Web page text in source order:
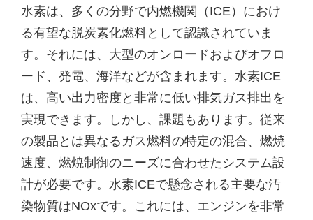
水素は、多くの分野で内燃機関（ICE）におけ
る有望な脱炭素化燃料として認識されていま
す。それには、大型のオンロードおよびオフロ
ード、発電、海洋などが含まれます。水素ICE
は、高い出力密度と非常に低い排気ガス排出を
実現できます。しかし、課題もあります。従来
の製品とは異なるガス燃料の特定の混合、燃焼
速度、燃焼制御のニーズに合わせたシステム設
計が必要です。水素ICEで懸念される主要な汚
染物質はNOxです。これには、エンジンを非常